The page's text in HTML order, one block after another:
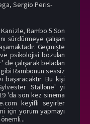
, Sergio Peris-
izle, Rambo 5 Son
sürdürmeye çalışan
Geçmişte
psikolojisi bozulan
de çalışarak beladan
Rambonun sessiz
başaracaktır. Bu kişi
Stallone' yi
'da son kez sinema
keyifli seyirler
için yorum yapmayı